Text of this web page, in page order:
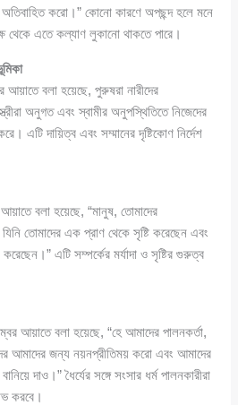
করো।” কোনো কারণে অপছন্দ হলে মনে
থেকে এতে কল্যাণ লুকানো থাকতে পারে।
বলা হয়েছে, পুরুষরা নারীদের
অনুগত এবং স্বামীর অনুপস্থিতিতে নিজেদের
এটি দায়িত্ব এবং সম্মানের দৃষ্টিকোণ নির্দেশ
বলা হয়েছে, “মানুষ, তোমাদের
তোমাদের এক প্রাণ থেকে সৃষ্টি করেছেন এবং
করেছেন।” এটি সম্পর্কের মর্যাদা ও সৃষ্টির গুরুত্ব
আয়াতে বলা হয়েছে, “হে আমাদের পালনকর্তা,
আমাদের জন্য নয়নপ্রীতিময় করো এবং আমাদের
দাও।” ধৈর্যের সঙ্গে সংসার ধর্ম পালনকারীরা
করবে।